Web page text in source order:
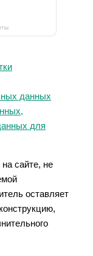
данных
для
сайте, не
оставляет